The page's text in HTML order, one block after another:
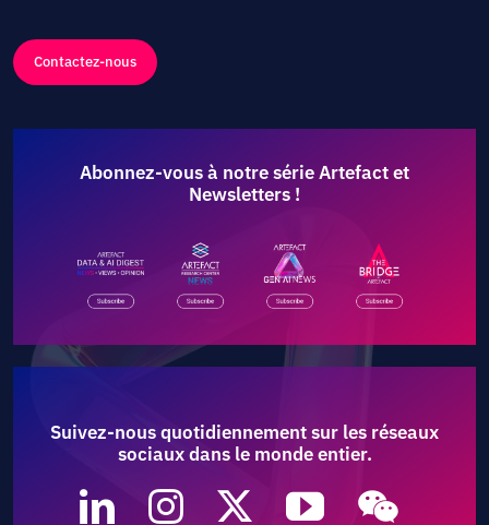
Contactez-nous
Abonnez-vous à notre série Artefact et
Newsletters !
Suivez-nous quotidiennement sur les réseaux
sociaux dans le monde entier.